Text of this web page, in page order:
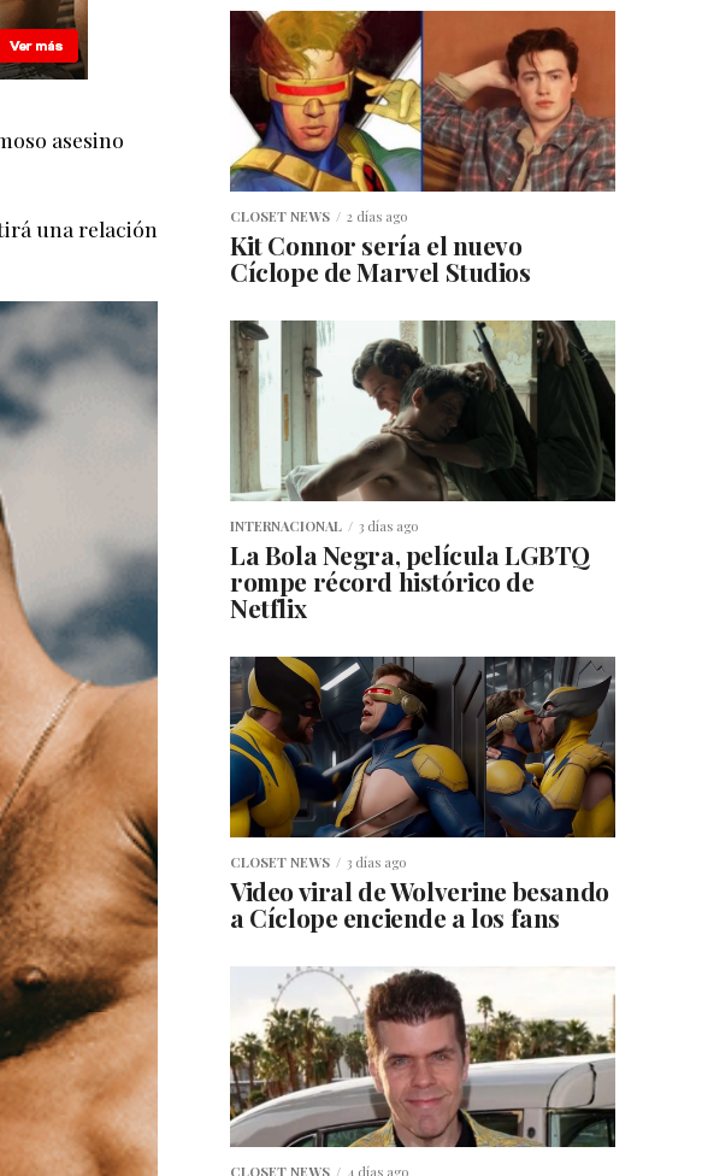
asesino
una relación
CLOSET NEWS 2 días ago
Kit Connor sería el nuevo
Cíclope de Marvel Studios
INTERNACIONAL 3 días ago
La Bola Negra, película LGBTQ
rompe récord histórico de
Netflix
CLOSET NEWS 3 días ago
Video viral de Wolverine besando
a Cíclope enciende a los fans
CLOSET NEWS 4 días ago